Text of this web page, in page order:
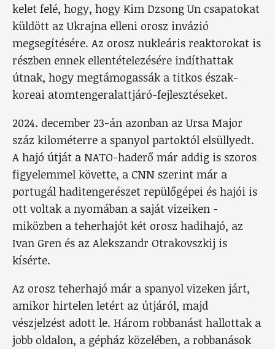
kelet felé, hogy, hogy Kim Dzsong Un csapatokat
küldött az Ukrajna elleni orosz invázió
megsegítésére. Az orosz nukleáris reaktorokat is
részben ennek ellentételezésére indíthattak
útnak, hogy megtámogassák a titkos észak-
koreai atomtengeralattjáró-fejlesztéseket.
2024. december 23-án azonban az Ursa Major
száz kilométerre a spanyol partoktól elsüllyedt.
A hajó útját a NATO-haderő már addig is szoros
figyelemmel követte, a CNN szerint már a
portugál haditengerészet repülőgépei és hajói is
ott voltak a nyomában a saját vizeiken -
miközben a teherhajót két orosz hadihajó, az
Ivan Gren és az Alekszandr Otrakovszkij is
kísérte.
Az orosz teherhajó már a spanyol vizeken járt,
amikor hirtelen letért az útjáról, majd
vészjelzést adott le. Három robbanást hallottak a
jobb oldalon, a gépház közelében, a robbanások